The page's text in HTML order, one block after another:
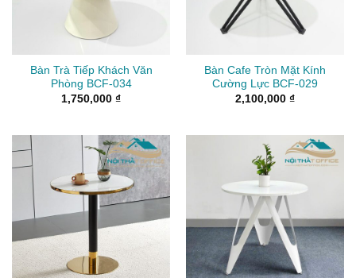
Bàn Trà Tiếp Khách Văn
Phòng BCF-034
1,750,000 ₫
Bàn Cafe Tròn Mặt Kính
Cường Lực BCF-029
2,100,000 ₫